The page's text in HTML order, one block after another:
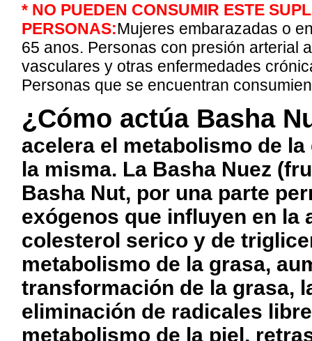
* NO PUEDEN CONSUMIR ESTE
PERSONAS:Mujeres embarazadas o
65 anos. Personas con presión arterial
vasculares y otras enfermedades
Personas que se encuentran
¿Cómo actúa Basha
acelera el metabolismo de
la misma. La Basha Nuez
Basha Nut, por una parte
exógenos que influyen en
colesterol serico y de
metabolismo de la grasa,
transformación de la grasa,
eliminación de radicales
metabolismo de la piel,